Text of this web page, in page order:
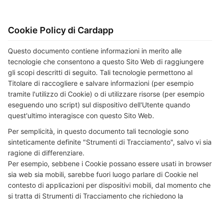
Cookie Policy di Cardapp
Questo documento contiene informazioni in merito alle
tecnologie che consentono a questo Sito Web di raggiungere
gli scopi descritti di seguito. Tali tecnologie permettono al
Titolare di raccogliere e salvare informazioni (per esempio
tramite l'utilizzo di Cookie) o di utilizzare risorse (per esempio
eseguendo uno script) sul dispositivo dell'Utente quando
quest'ultimo interagisce con questo Sito Web.
Per semplicità, in questo documento tali tecnologie sono
sinteticamente definite "Strumenti di Tracciamento", salvo vi sia
ragione di differenziare.
Per esempio, sebbene i Cookie possano essere usati in browser
sia web sia mobili, sarebbe fuori luogo parlare di Cookie nel
contesto di applicazioni per dispositivi mobili, dal momento che
si tratta di Strumenti di Tracciamento che richiedono la